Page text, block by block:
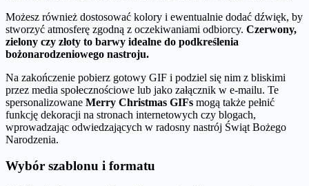
Możesz również dostosować kolory i ewentualnie dodać dźwięk, by
stworzyć atmosferę zgodną z oczekiwaniami odbiorcy. Czerwony,
zielony czy złoty to barwy idealne do podkreślenia
bożonarodzeniowego nastroju.
Na zakończenie pobierz gotowy GIF i podziel się nim z bliskimi
przez media społecznościowe lub jako załącznik w e-mailu. Te
spersonalizowane Merry Christmas GIFs mogą także pełnić
funkcję dekoracji na stronach internetowych czy blogach,
wprowadzając odwiedzających w radosny nastrój Świąt Bożego
Narodzenia.
Wybór szablonu i formatu